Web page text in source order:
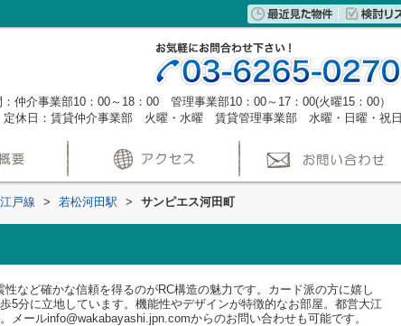
：仲介事業部10：00～18：00 管理事業部10：00～17：00(火曜15：00）
定休日：賃貸仲介事業部 火曜・水曜 賃貸管理事業部 水曜・日曜・祝日
戸線 > 若松河田駅 > サンピエス河田町
など確かな信頼を得るのがRC構造の魅力です。カード派の方に嬉し
5分に立地しています。機能性やデザインが特徴的なお部屋。都営大江
ールinfo@wakabayashi.jpn.comからのお問い合わせも可能です。